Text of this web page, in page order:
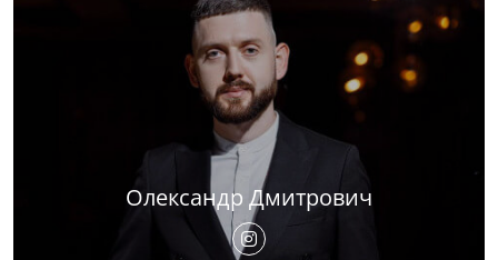
Олександр Дмитрович